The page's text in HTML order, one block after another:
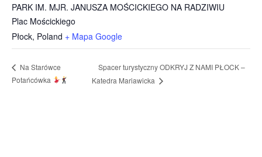
PARK IM. MJR. JANUSZA MOŚCICKIEGO NA RADZIWIU
Plac Mościckiego
Płock, Poland + Mapa Google
Na Starówce
Potańcówka
Spacer turystyczny ODKRYJ Z NAMI PŁOCK –
Katedra Mariawicka